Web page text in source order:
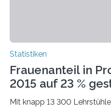
Statistiken
Frauenanteil in
2015 auf 23 %
Mit knapp 13 300